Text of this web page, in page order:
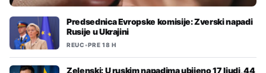
Predsednica Evropske komisije: Zverski napadi
Rusije u Ukrajini
REUC•PRE 18 H
Zelenski: U ruskim napadima ubijeno 17 ljudi, 44